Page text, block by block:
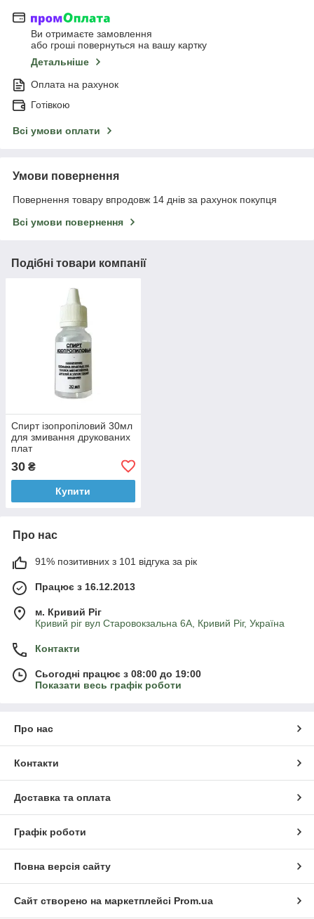
Ви отримаєте замовлення
або гроші повернуться на вашу картку
Детальніше
Оплата на рахунок
Готівкою
Всі умови оплати
Умови повернення
Повернення товару впродовж 14 днів за рахунок покупця
Всі умови повернення
Подібні товари компанії
Спирт ізопропіловий 30мл
для змивання друкованих
плат
30 ₴
Купити
Про нас
91% позитивних з 101 відгука за рік
Працює з 16.12.2013
м. Кривий Ріг
Кривий ріг вул Старовокзальна 6А, Кривий Ріг, Україна
Контакти
Сьогодні працює з 08:00 до 19:00
Показати весь графік роботи
Про нас
Контакти
Доставка та оплата
Графік роботи
Повна версія сайту
Сайт створено на маркетплейсі Prom.ua